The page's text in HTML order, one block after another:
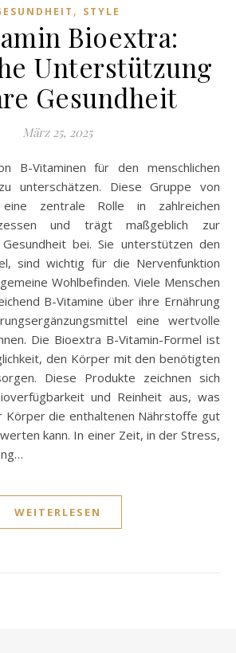
, STYLE
Bioextra:
Unterstützung
Gesundheit
März 25, 2025
unterschätzen. Diese Gruppe von
zentrale Rolle in zahlreichen
und trägt maßgeblich zur
bei. Sie unterstützen den
sind wichtig für die Nervenfunktion
Wohlbefinden. Viele Menschen
B-Vitamine über ihre Ernährung
eine wertvolle
Die Bioextra B-Vitamin-Formel ist
den Körper mit den benötigten
Diese Produkte zeichnen sich
und Reinheit aus, was
die enthaltenen Nährstoffe gut
kann. In einer Zeit, in der Stress,
WEITERLESEN